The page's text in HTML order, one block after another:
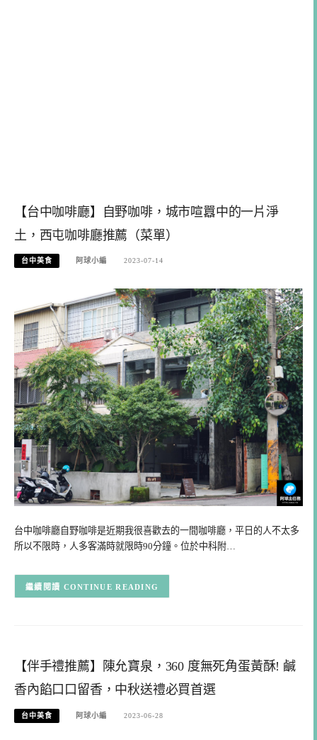
【台中咖啡廳】自野咖啡，城市喧囂中的一片淨
土，西屯咖啡廳推薦（菜單）
台中美食 阿球小編 2023-07-14
台中咖啡廳自野咖啡是近期我很喜歡去的一間咖啡廳，平日的人不太多
所以不限時，人多客滿時就限時90分鐘。位於中科附…
CONTINUE READING
【伴手禮推薦】陳允寶泉，360 度無死角蛋黃酥! 鹹
香內餡口口留香，中秋送禮必買首選
台中美食 阿球小編 2023-06-28